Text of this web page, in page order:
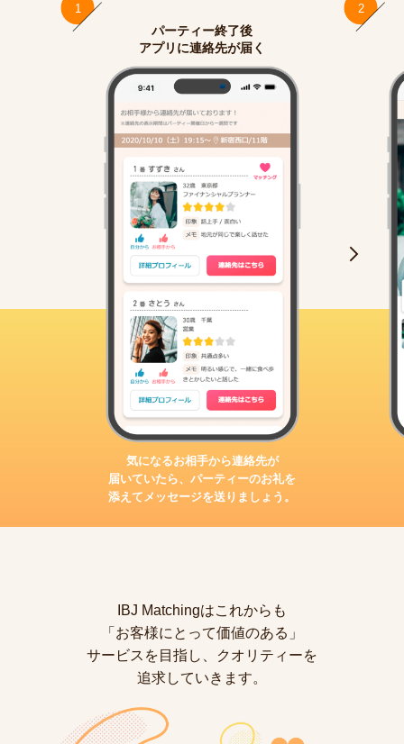
1
パーティー終了後
アプリに連絡先が届く
気になるお相手から連絡先が
届いていたら、パーティーのお礼を
添えてメッセージを送りましょう。
2
IBJ Matchingはこれからも
「お客様にとって価値のある」
サービスを目指し、クオリティーを
追求していきます。